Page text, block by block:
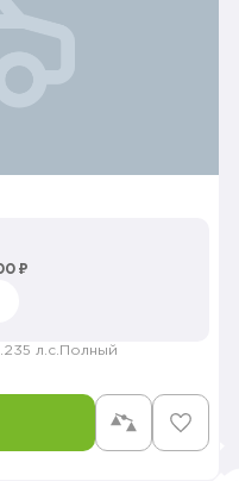
₽
235 л.с. Полный